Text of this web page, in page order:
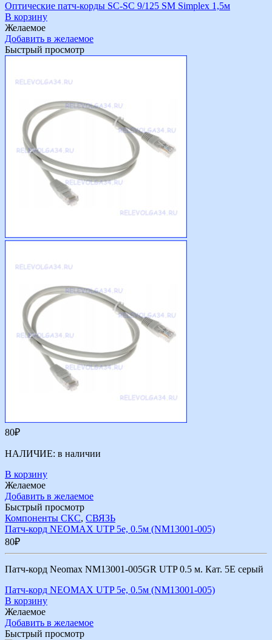
Оптические патч-корды SC-SC 9/125 SM Simplex 1,5м
В корзину
Желаемое
Добавить в желаемое
Быстрый просмотр
80₽
НАЛИЧИЕ: в наличии
В корзину
Желаемое
Добавить в желаемое
Быстрый просмотр
Компоненты СКС, СВЯЗЬ
Патч-корд NEOMAX UTP 5e, 0.5м (NM13001-005)
80₽
Патч-корд Neomax NM13001-005GR UTP 0.5 м. Кат. 5Е серый
Патч-корд NEOMAX UTP 5e, 0.5м (NM13001-005)
В корзину
Желаемое
Добавить в желаемое
Быстрый просмотр